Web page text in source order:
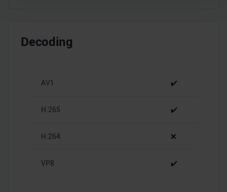
zu können und die Zugriffe auf unsere Website zu
soziale Medien, Werbung und Analysen weiter. Unsere
haben oder die sie im Rahmen Ihrer Nutzung der Dienste
Decoding
AV1 ✔️
H.265 ✔️
H.264 ❌
VP8 ✔️